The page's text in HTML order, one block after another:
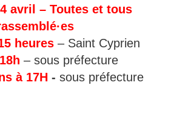
avril – Toutes et tous
heures– Saint Cyprien
– sous préfecture
à 17H - sous préfecture